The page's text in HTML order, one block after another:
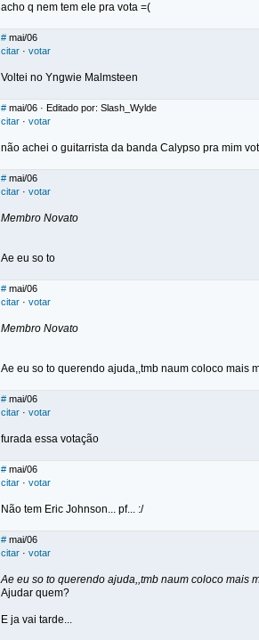
acho q nem tem ele pra vota =(
# mai/06
citar · votar
Voltei no Yngwie Malmsteen
# mai/06 · Editado por: Slash_Wylde
citar · votar
não achei o guitarrista da banda Calypso pra mim
# mai/06
citar · votar
Membro Novato
Ae eu so to
# mai/06
citar · votar
Membro Novato
Ae eu so to querendo ajuda,,tmb naum coloco mais
# mai/06
citar · votar
furada essa votação
# mai/06
citar · votar
Não tem Eric Johnson... pf... :/
# mai/06
citar · votar
Ae eu so to querendo ajuda,,tmb naum coloco mais
Ajudar quem?
E ja vai tarde...